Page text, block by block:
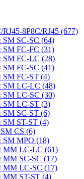
8P8C/RJ45 (677)
SM SC-SC (64)
SM FC-FC (31)
SM FC-LC (28)
SM FC-SC (41)
SM FC-ST (4)
SM LC-LC (48)
SM LC-SC (30)
SM LC-ST (3)
SM SC-ST (6)
SM ST-ST (4)
CS (6)
SM MPO (18)
MM LC-LC (61)
MM SC-SC (17)
MM LC-SC (17)
MM ST-ST (4)